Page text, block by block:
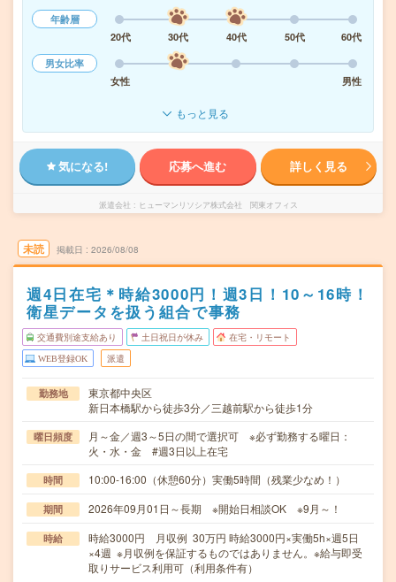
年齢層
20代
30代 40代 50代
60代
男女比率
女性
男性
もっと見る
気になる! 応募へ進む 詳しく見る
派遣会社 ヒューマンリソシア株式会社 関東オフィス
未読 掲載日 2026/08/08
週4日在宅＊時給3000円！週3日！10～16時！
衛星データを扱う組合で事務
交通費別途支給あり 土日祝日が休み 在宅・リモート
WEB登録OK 派遣
勤務地
東京都中央区
新日本橋駅から徒歩3分／三越前駅から徒歩1分
曜日頻度
月～金／週3～5日の間で選択可 ※必ず勤務する曜日：
火・水・金 #週3日以上在宅
時間 10:00-16:00（休憩60分）実働5時間（残業少なめ！）
期間 2026年09月01日～長期 ※開始日相談OK ※9月～！
時給
時給3000円 月収例 30万円 時給3000円×実働5h×週5日
×4週 ※月収例を保証するものではありません。※給与即受
取りサービス利用可（利用条件有）